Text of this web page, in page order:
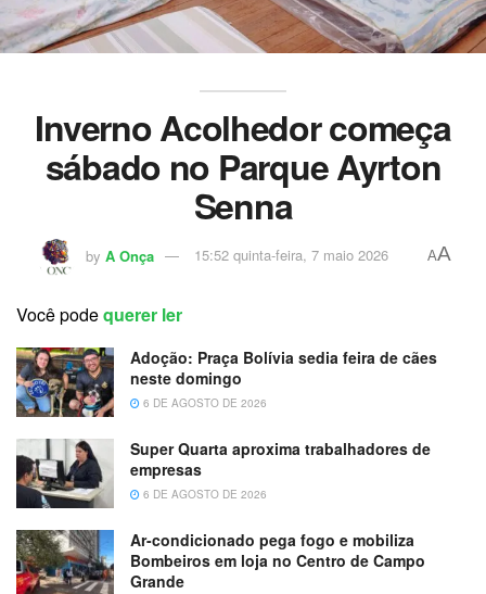
Inverno Acolhedor começa
sábado no Parque Ayrton
Senna
by A Onça 15:52 quinta-feira, 7 maio 2026 AA
Você podequerer ler
Adoção: Praça Bolívia sedia feira de cães
neste domingo
6 DE AGOSTO DE 2026
Super Quarta aproxima trabalhadores de
empresas
6 DE AGOSTO DE 2026
Ar-condicionado pega fogo e mobiliza
Bombeiros em loja no Centro de Campo
Grande